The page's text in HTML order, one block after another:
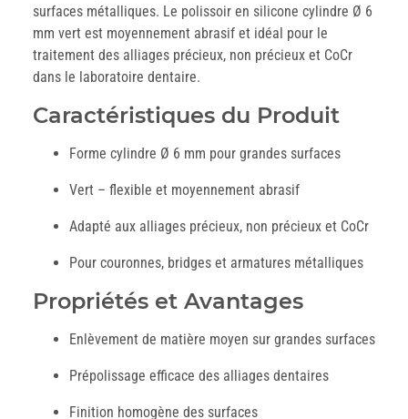
surfaces métalliques. Le polissoir en silicone cylindre Ø 6
mm vert est moyennement abrasif et idéal pour le
traitement des alliages précieux, non précieux et CoCr
dans le laboratoire dentaire.
Caractéristiques du Produit
Forme cylindre Ø 6 mm pour grandes surfaces
Vert – flexible et moyennement abrasif
Adapté aux alliages précieux, non précieux et CoCr
Pour couronnes, bridges et armatures métalliques
Propriétés et Avantages
Enlèvement de matière moyen sur grandes surfaces
Prépolissage efficace des alliages dentaires
Finition homogène des surfaces